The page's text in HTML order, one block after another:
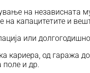
на
капацитетите и
или
кариера, од
поле и др.